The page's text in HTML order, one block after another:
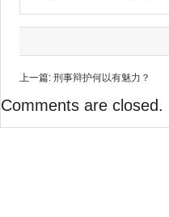
上一篇: 刑事辩护何以有魅力？
Comments are closed.